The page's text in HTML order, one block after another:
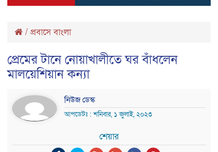
/ প্রবাসে বাংলা
প্রেমের টানে নোয়াখালীতে ঘর বাঁধলেন
মালয়েশিয়ান কন্যা
নিউজ ডেস্ক
আপডেটঃ : শনিবার, ১ জুলাই, ২০২৩
শেয়ার